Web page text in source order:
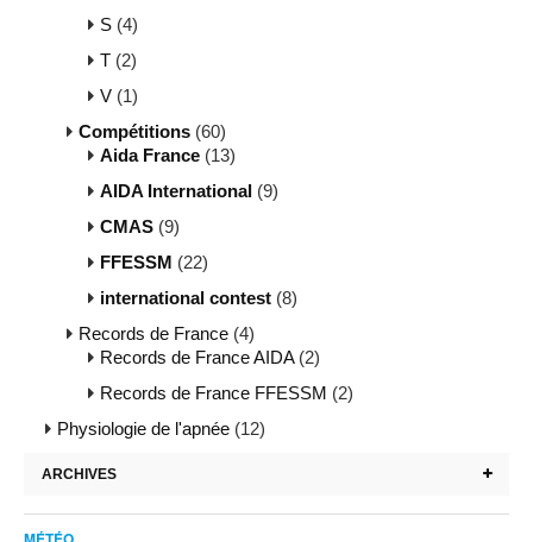
S (4)
T (2)
V (1)
Compétitions (60)
Aida France (13)
AIDA International (9)
CMAS (9)
FFESSM (22)
international contest (8)
Records de France (4)
Records de France AIDA(2)
Records de France FFESSM (2)
Physiologie de l'apnée (12)
ARCHIVES